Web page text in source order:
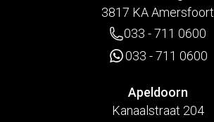
3817 KA Amersfoort
033 - 711 0600
033 - 711 0600
Apeldoorn
Kanaalstraat 204